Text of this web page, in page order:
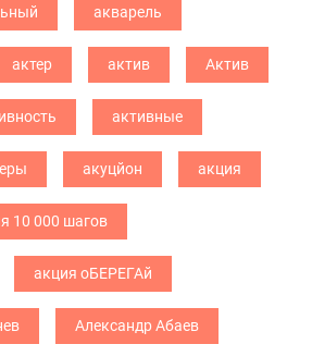
акварель
актер актив Актив
активные
акуцйон акция
10 000 шагов
акция оБЕРЕГАй
Александр Абаев